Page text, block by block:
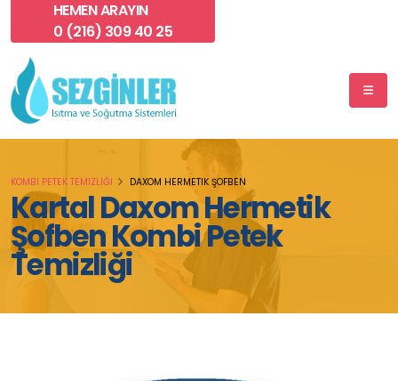
HEMEN ARAYIN
0 (216) 309 40 25
Kartal Daxom Hermetik
Şofben Kombi Petek
Temizliği
KOMBI PETEK TEMIZLIĞI DAXOM HERMETIK ŞOFBEN